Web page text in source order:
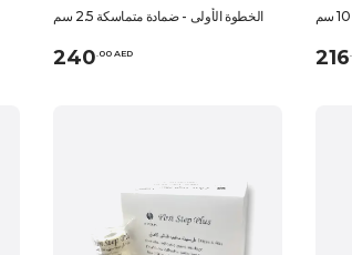
الخطوة الأولى - ضمادة متماسكة 2.5 سم
240 00 AED 216